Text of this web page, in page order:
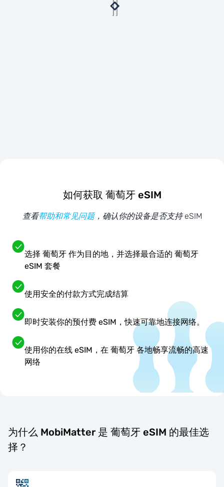
如何获取 葡萄牙 eSIM
查看帮助和常见问题，确认你的设备是否支持 eSIM
选择 葡萄牙 作为目的地，并选择最合适的 葡萄牙
eSIM 套餐
使用安全的付款方式完成结算
即时安装你的预付费 eSIM，快速可靠地连接网络。
使用你的在线 eSIM，在 葡萄牙 各地畅享流畅的高速
网络
为什么 MobiMatter 是 葡萄牙 eSIM 的最佳选
择？